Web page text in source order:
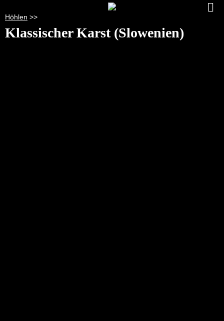
Höhlen >>
Klassischer Karst (Slowenien)